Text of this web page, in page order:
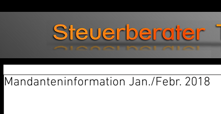
Mandanteninformation Jan./Febr. 2018